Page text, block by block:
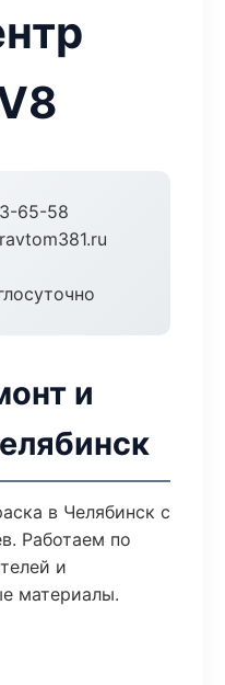
65-58
и
в Челябинск с
Работаем по
и
материалы.